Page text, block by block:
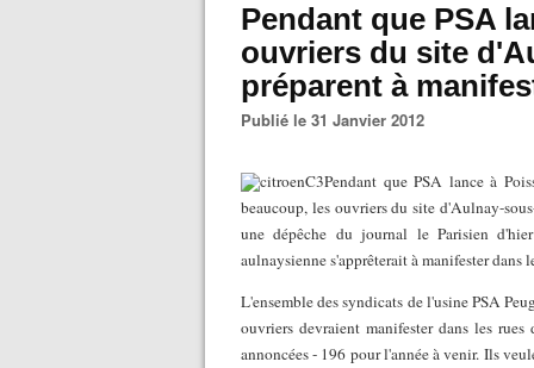
Pendant que PSA
ouvriers du site
préparent à
Publié le 31 Janvier 2012
Pendant que PSA lance à
beaucoup, les ouvriers du site d'Aulnay-
une dépêche du journal le Parisien
aulnaysienne s'apprêterait à manifester dans
L'ensemble des syndicats de l'usine PSA
ouvriers devraient manifester dans les
annoncées - 196 pour l'année à venir. Ils